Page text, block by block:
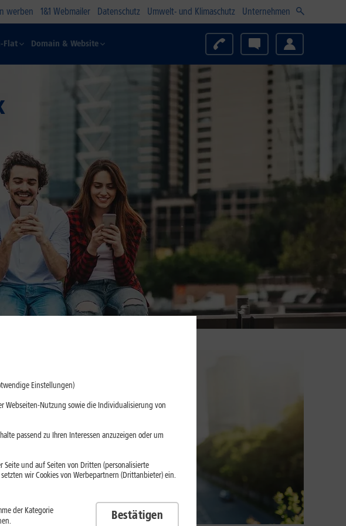
werben 1&1 Webmailer Datenschutz Umwelt- und Klimaschutz Unternehmen
Flat Domain & Website
Einstellungen)
Webseiten-Nutzung sowie die Individualisierung von
passend zu Ihren Interessen anzuzeigen oder um
und auf Seiten von Dritten (personalisierte
wir Cookies von Werbepartnern (Drittanbieter) ein.
der Kategorie
Bestätigen